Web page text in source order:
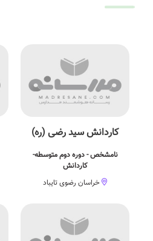
کاردانش سید رضی (ره)
نامشخص - دوره دوم متوسطه-
کاردانش
خراسان رضوی تایباد